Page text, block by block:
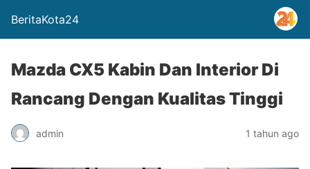
BeritaKota24
Mazda CX5 Kabin Dan Interior Di
Rancang Dengan Kualitas Tinggi
admin 1 tahun ago